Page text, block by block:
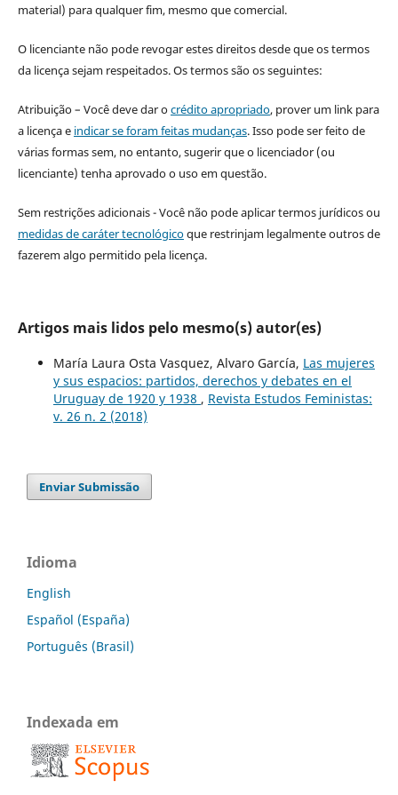
material) para qualquer fim, mesmo que comercial.
O licenciante não pode revogar estes direitos desde que os termos
da licença sejam respeitados. Os termos são os seguintes:
Atribuição – Você deve dar ocrédito apropriado, prover um link para
a licença e indicar se foram feitas mudanças. Isso pode ser feito de
várias formas sem, no entanto, sugerir que o licenciador (ou
licenciante) tenha aprovado o uso em questão.
Sem restrições adicionais - Você não pode aplicar termos jurídicos ou
medidas de caráter tecnológicoque restrinjam legalmente outros de
fazerem algo permitido pela licença.
Artigos mais lidos pelo mesmo(s) autor(es)
María Laura Osta Vasquez, Alvaro García, Las mujeres
y sus espacios: partidos, derechos y debates en el
Uruguay de 1920 y 1938 , Revista Estudos Feministas:
v. 26 n. 2 (2018)
Enviar Submissão
Idioma
English
Español (España)
Português (Brasil)
Indexada em